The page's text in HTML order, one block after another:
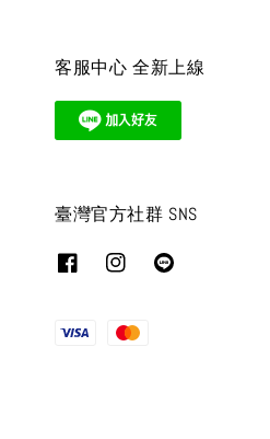
客服中心 全新上線
臺灣官方社群 SNS